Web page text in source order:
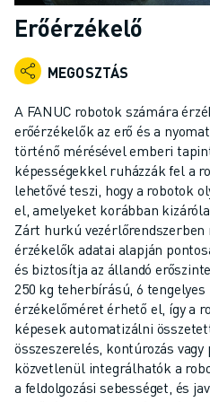
IPARI ROBOTOK
KOLLABORATÍV ROBOTOK
ROBOTSOROZATOK
ROBOT VEZÉRLŐK
ROBOTTARTOZÉKOK
ROBOT SZOFTVEREK
SZIMULÁCIÓS SZOFTVER
OKTATÁSI ROBOTIKAI TERMÉKEK
ROBOTOS AUTOMATIZÁLÁS
ÍVHEGESZTŐ ROBOTOK
CSUKLÓS ROBOTOK
ARC MATE SOROZAT
M-900 SOROZAT
DELTA ROBOTOK
ÉLELMISZERIPARI- ÉS
FESTŐROBOTOK
PALETTÁZÓ ROBOTOK
Erőérzékelő
MEGOSZTÁS
A FANUC robotok számára
erőérzékelők az erő és a
történő mérésével emberi
képességekkel ruházzák fel a
lehetővé teszi, hogy a robotok
el, amelyeket korábban
Zárt hurkú
érzékelők adatai alapján
és biztosítja az állandó
250 kg teherbírású, 6
érzékelőméret érhető el, így a
képesek automatizálni
összeszerelés, kontúrozás
közvetlenül integrálhatók a
a feldolgozási sebességet, és